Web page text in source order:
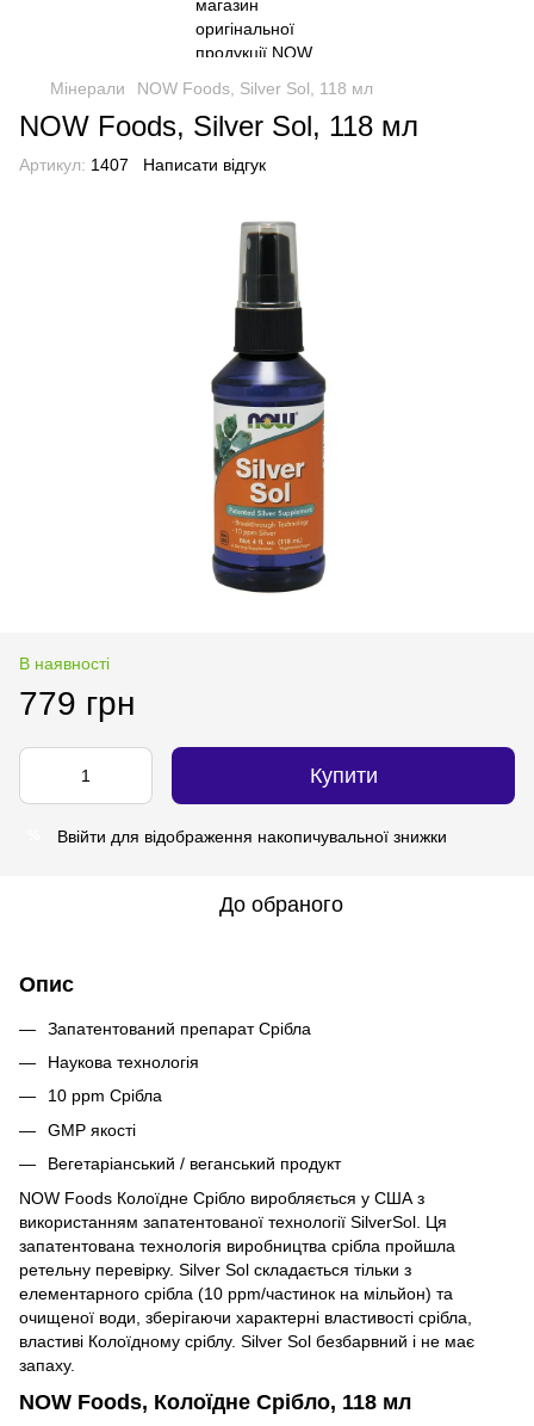
Мінерали NOW Foods, Silver Sol, 118 мл
NOW Foods, Silver Sol, 118 мл
Артикул: 1407 Написати відгук
В наявності
779 грн
Купити
Ввійти для відображення накопичувальної знижки
До обраного
Опис
Запатентований препарат Срібла
Наукова технологія
10 ppm Срібла
GMP якості
Вегетаріанський / веганський продукт
NOW Foods Колоїдне Срібло виробляється у США з
використанням запатентованої технології SilverSol. Ця
запатентована технологія виробництва срібла пройшла
ретельну перевірку. Silver Sol складається тільки з
елементарного срібла (10 ppm/частинок на мільйон) та
очищеної води, зберігаючи характерні властивості срібла,
властиві Колоїдному сріблу. Silver Sol безбарвний і не має
запаху.
NOW Foods, Колоїдне Срібло, 118 мл